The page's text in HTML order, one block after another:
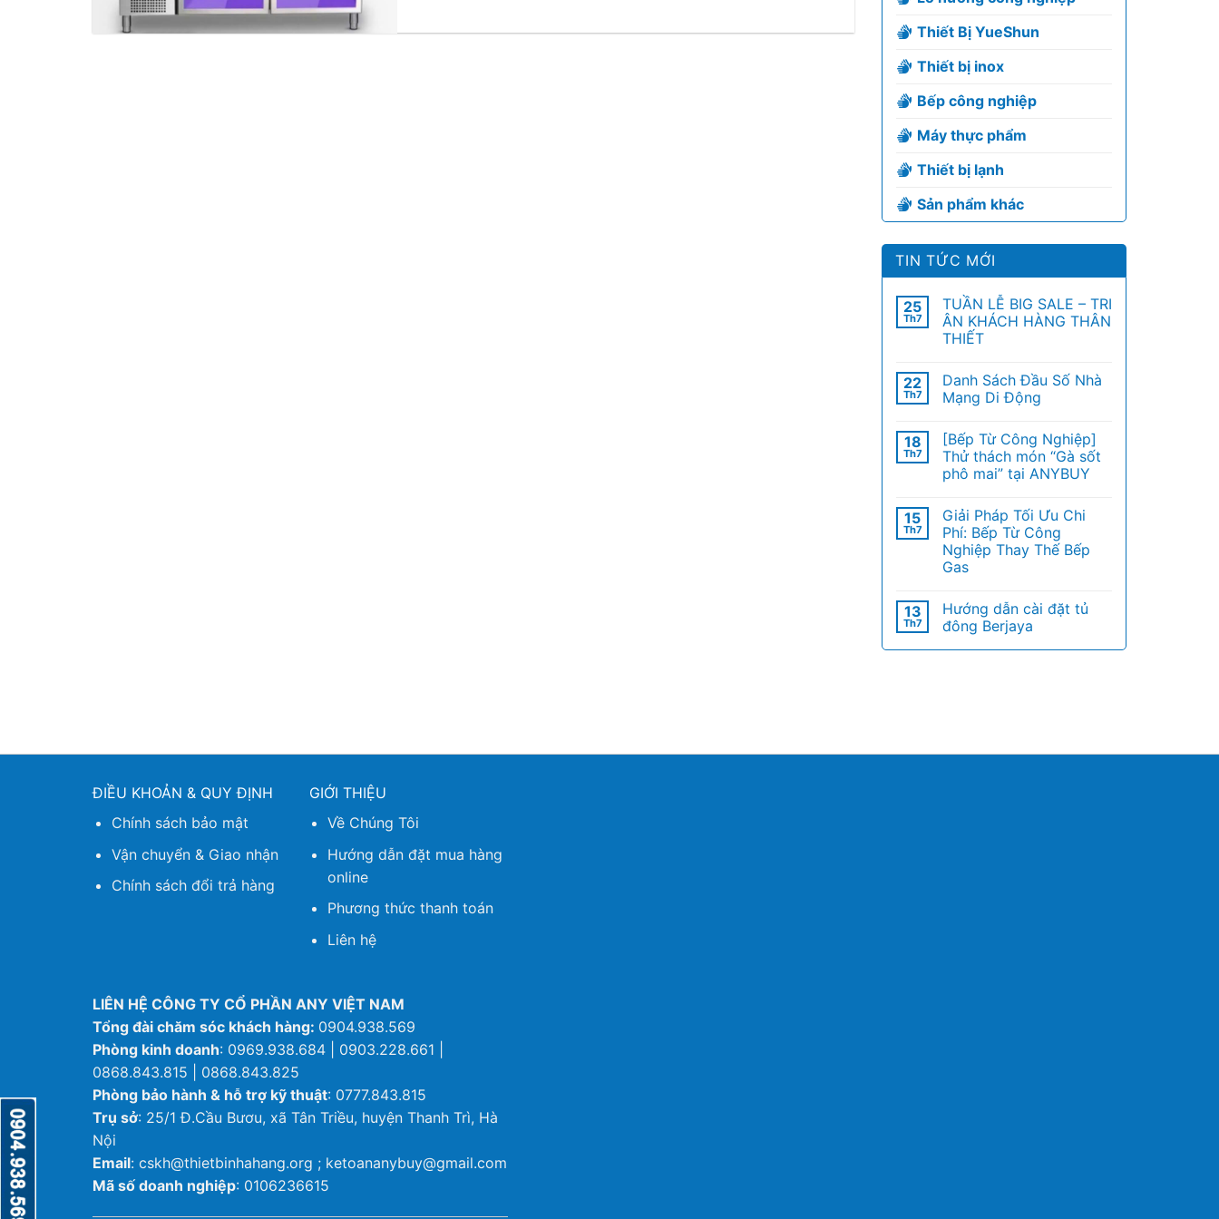
Thiết Bị YueShun
Thiết bị inox
Bếp công nghiệp
Máy thực phẩm
Thiết bị lạnh
Sản phẩm khác
TIN TỨC MỚI
25
Th7
TUẦN LỄ BIG SALE – TRI
ÂN KHÁCH HÀNG THÂN
THIẾT
22
Th7
Danh Sách Đầu Số Nhà
Mạng Di Động
18
Th7
[Bếp Từ Công Nghiệp]
Thử thách món “Gà sốt
phô mai” tại ANYBUY
15
Th7
Giải Pháp Tối Ưu Chi
Phí: Bếp Từ Công
Nghiệp Thay Thế Bếp
Gas
13
Th7
Hướng dẫn cài đặt tủ
đông Berjaya
ĐIỀU KHOẢN & QUY ĐỊNH
Chính sách bảo mật
Vận chuyển & Giao nhận
Chính sách đổi trả hàng
GIỚI THIỆU
Về Chúng Tôi
Hướng dẫn đặt mua hàng
online
Phương thức thanh toán
Liên hệ
LIÊN HỆ CÔNG TY CỔ PHẦN ANY VIỆT NAM
Tổng đài chăm sóc khách hàng: 0904.938.569
Phòng kinh doanh: 0969.938.684 | 0903.228.661 |
0868.843.815 | 0868.843.825
Phòng bảo hành & hỗ trợ kỹ thuật: 0777.843.815
Trụ sở: 25/1 Đ.Cầu Bươu, xã Tân Triều, huyện Thanh Trì, Hà
Nội
Email: cskh@thietbinhahang.org ; ketoananybuy@gmail.com
Mã số doanh nghiệp: 0106236615